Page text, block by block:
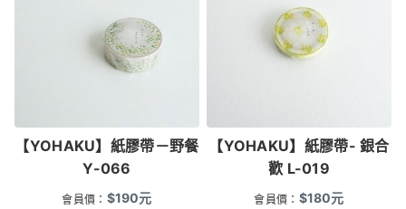
【YOHAKU】紙膠帶－野餐
Y-066
會員價： $190元
【YOHAKU】紙膠帶- 銀合
歡 L-019
會員價： $180元